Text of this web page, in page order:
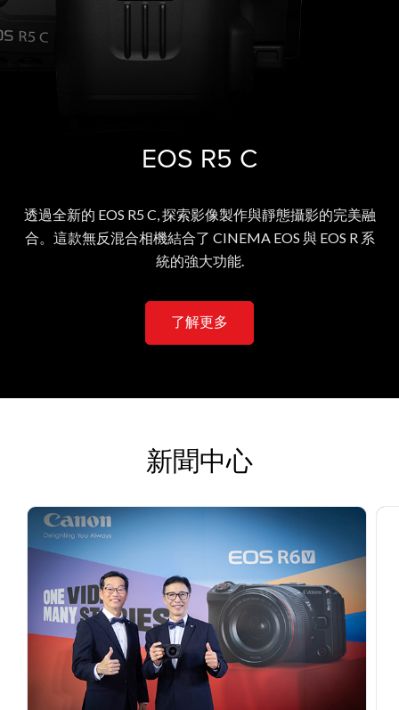
EOS R5 C
透過全新的 EOS R5 C, 探索影像製作與靜態攝影的完美融
合。這款無反混合相機結合了 CINEMA EOS 與 EOS R 系
統的強大功能.
了解更多
新聞中心